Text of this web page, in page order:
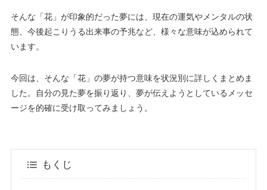
そんな「花」が印象的だった夢には、現在の運気やメンタルの状
態、今後起こりうる出来事の予兆など、様々な意味が込められて
います。
今回は、そんな「花」の夢が持つ意味を状況別に詳しくまとめま
した。自分の見た夢を振り返り、夢が伝えようとしているメッセ
ージを的確に受け取ってみましょう。
もくじ